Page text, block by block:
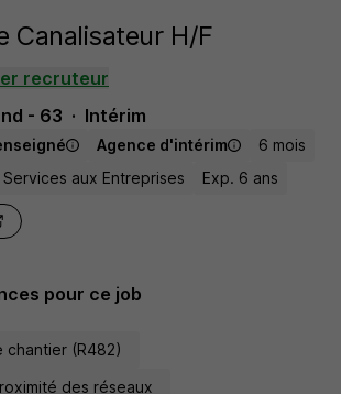
Canalisateur H/F
recruteur
- 63
Intérim
Agence d'intérim
6 mois
Services aux Entreprises Exp. 6 ans
pour ce job
chantier (R482)
des réseaux